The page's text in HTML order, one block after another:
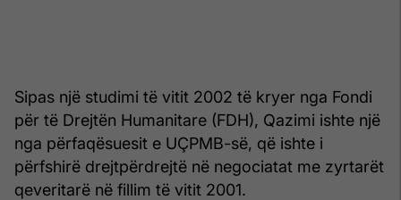
Sipas një studimi të vitit 2002 të kryer nga Fondi
për të Drejtën Humanitare (FDH), Qazimi ishte një
nga përfaqësuesit e UÇPMB-së, që ishte i
përfshirë drejtpërdrejtë në negociatat me zyrtarët
qeveritarë në fillim të vitit 2001.